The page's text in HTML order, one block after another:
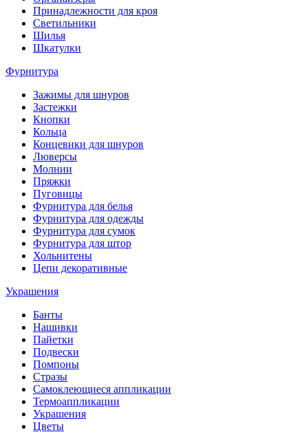
Принадлежности для кроя
Светильники
Шилья
Шкатулки
Фурнитура
Зажимы для шнуров
Застежки
Кнопки
Кольца
Концевики для шнуров
Люверсы
Молнии
Пряжки
Пуговицы
Фурнитура для белья
Фурнитура для одежды
Фурнитура для сумок
Фурнитура для штор
Хольнитены
Цепи декоративные
Украшения
Банты
Нашивки
Пайетки
Подвески
Помпоны
Стразы
Самоклеющиеся аппликации
Термоаппликации
Украшения
Цветы